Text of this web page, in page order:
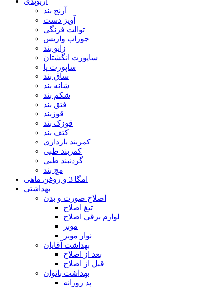
آرنج بند
آویز دست
توالت فرنگی
جوراب واریس
زانو بند
ساپورت انگشتان
ساپورت پا
ساق بند
شانه بند
شکم بند
فتق بند
قوزبند
قوزک بند
کتف بند
کمربند بارداری
کمربند طبی
گردنبند طبی
مچ بند
امگا 3 و روغن ماهی
بهداشتی
اصلاح صورت و بدن
تیغ اصلاح
لوازم برقی اصلاح
موبر
نوار موبر
بهداشت آقایان
بعد از اصلاح
قبل از اصلاح
بهداشت بانوان
پد روزانه